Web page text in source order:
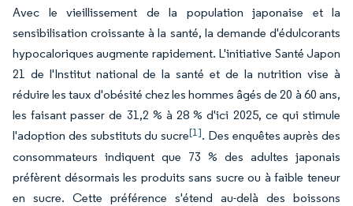
Avec le vieillissement de la population japonaise et la
sensibilisation croissante à la santé, la demande d'édulcorants
hypocaloriques augmente rapidement. L'initiative Santé Japon
21 de l'Institut national de la santé et de la nutrition vise à
réduire les taux d'obésité chez les hommes âgés de 20 à 60 ans,
les faisant passer de 31,2 % à 28 % d'ici 2025, ce qui stimule
l'adoption des substituts du sucre[1]. Des enquêtes auprès des
consommateurs indiquent que 73 % des adultes japonais
préfèrent désormais les produits sans sucre ou à faible teneur
en sucre. Cette préférence s'étend au-delà des boissons